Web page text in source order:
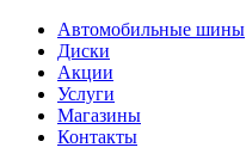
Автомобильные шины
Диски
Акции
Услуги
Магазины
Контакты